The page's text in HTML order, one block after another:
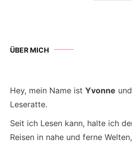
ÜBER MICH
Hey, mein Name ist Yvonne
Leseratte.
Seit ich Lesen kann, halte ich
Reisen in nahe und ferne